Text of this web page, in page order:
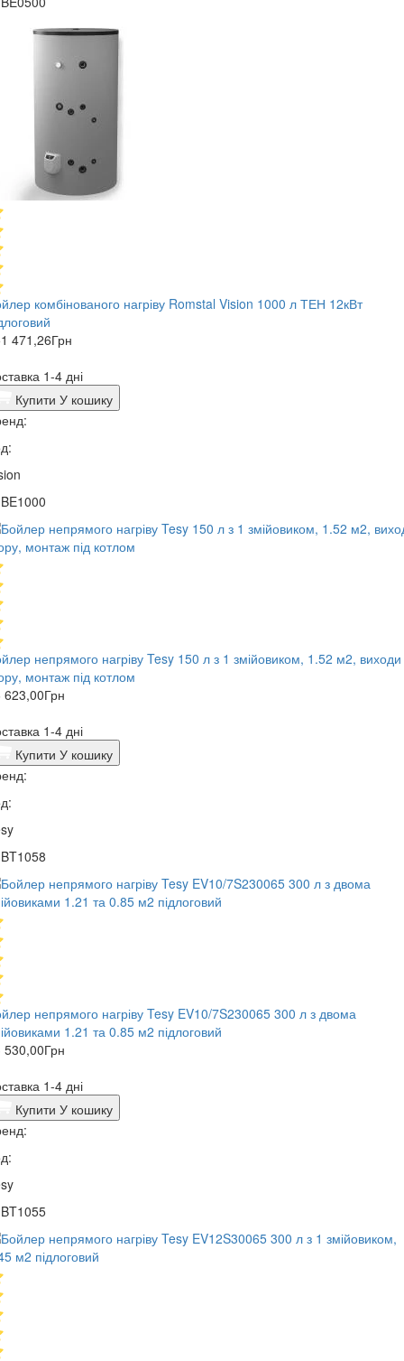
комбінованого нагріву Romstal Vision 1000 л ТЕН 12кВт
471,26Грн
1-4 дні
Купити У кошику
непрямого нагріву Tesy 150 л з 1 змійовиком, 1.52 м2, виходи
монтаж під котлом
623,00Грн
1-4 дні
Купити У кошику
непрямого нагріву Tesy EV10/7S230065 300 л з двома
1.21 та 0.85 м2 підлоговий
530,00Грн
1-4 дні
Купити У кошику